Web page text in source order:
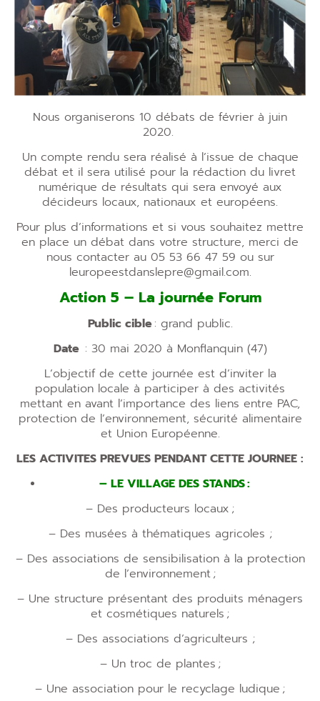
Nous organiserons 10 débats de février à juin
2020.
Un compte rendu sera réalisé à l’issue de chaque
débat et il sera utilisé pour la rédaction du livret
numérique de résultats qui sera envoyé aux
décideurs locaux, nationaux et européens.
Pour plus d’informations et si vous souhaitez mettre
en place un débat dans votre structure, merci de
nous contacter au 05 53 66 47 59 ou sur
leuropeestdanslepre@gmail.com.
Action 5 – La journée Forum
Public cible: grand public.
Date : 30 mai 2020 à Monflanquin (47)
L’objectif de cette journée est d’inviter la
population locale à participer à des activités
mettant en avant l’importance des liens entre PAC,
protection de l’environnement, sécurité alimentaire
et Union Européenne.
LES ACTIVITES PREVUES PENDANT CETTE JOURNEE :
– LE VILLAGE DES STANDS :
– Des producteurs locaux ;
– Des musées à thématiques agricoles ;
– Des associations de sensibilisation à la protection
de l’environnement ;
– Une structure présentant des produits ménagers
et cosmétiques naturels ;
– Des associations d’agriculteurs ;
– Un troc de plantes ;
– Une association pour le recyclage ludique ;